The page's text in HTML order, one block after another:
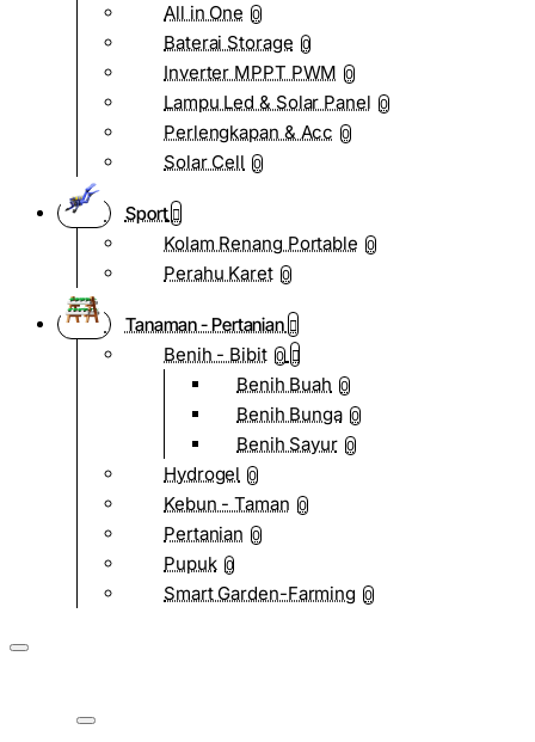
All in One 0
Baterai Storage 0
Inverter MPPT PWM 0
Lampu Led & Solar Panel 0
Perlengkapan & Acc 0
Solar Cell 0
Sport
Kolam Renang Portable 0
Perahu Karet 0
Tanaman - Pertanian
Benih - Bibit 0
Benih Buah 0
Benih Bunga 0
Benih Sayur 0
Hydrogel 0
Kebun - Taman 0
Pertanian 0
Pupuk 0
Smart Garden-Farming 0